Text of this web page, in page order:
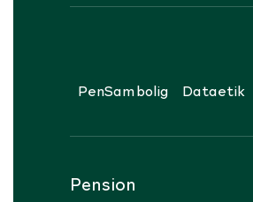
PenSam bolig Dataetik
Pension